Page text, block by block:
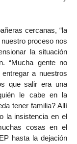
cercanas, “la
proceso nos
la situación
“Mucha gente no
a nuestros
que salir era una
le cabe en la
tener familia? Allí
la insistencia en el
cosas en el
hasta la dejación